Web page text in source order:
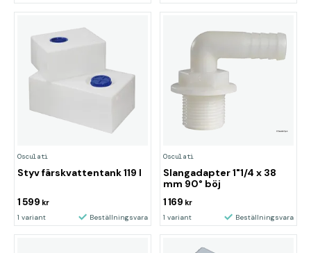
Osculati
Styv färskvattentank 119 l
1 599 kr
1 variant Beställningsvara
Osculati
Slangadapter 1"1/4 x 38
mm 90° böj
1 169 kr
1 variant Beställningsvara